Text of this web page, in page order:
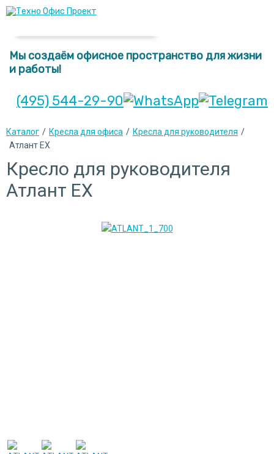
Мы создаём офисное пространство для жизни
и работы!
(495) 544-29-90
Каталог / Кресла для офиса / Кресла для руководителя /
Атлант EX
Кресло для руководителя
Атлант EX